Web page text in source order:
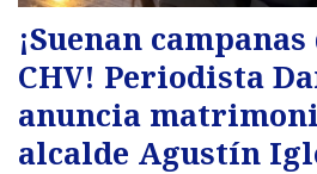
¡Suenan
CHV! Periodista
anuncia
alcalde Agustín